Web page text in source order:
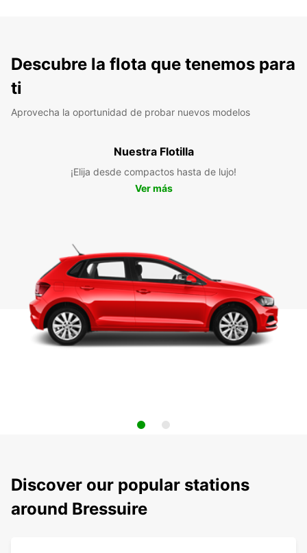
Descubre la flota que tenemos para
ti
Aprovecha la oportunidad de probar nuevos modelos
Nuestra Flotilla
¡Elija desde compactos hasta de lujo!
Ver más
Discover our popular stations
around Bressuire